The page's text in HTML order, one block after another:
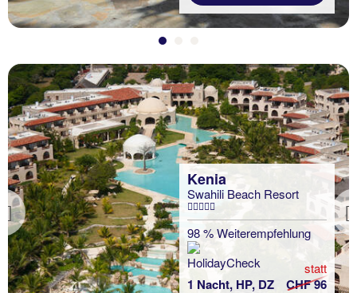
Previous
Kenia
Swahili Beach Resort
98 % Weiterempfehlung
1 Nacht, HP, DZ
statt
CHF 96